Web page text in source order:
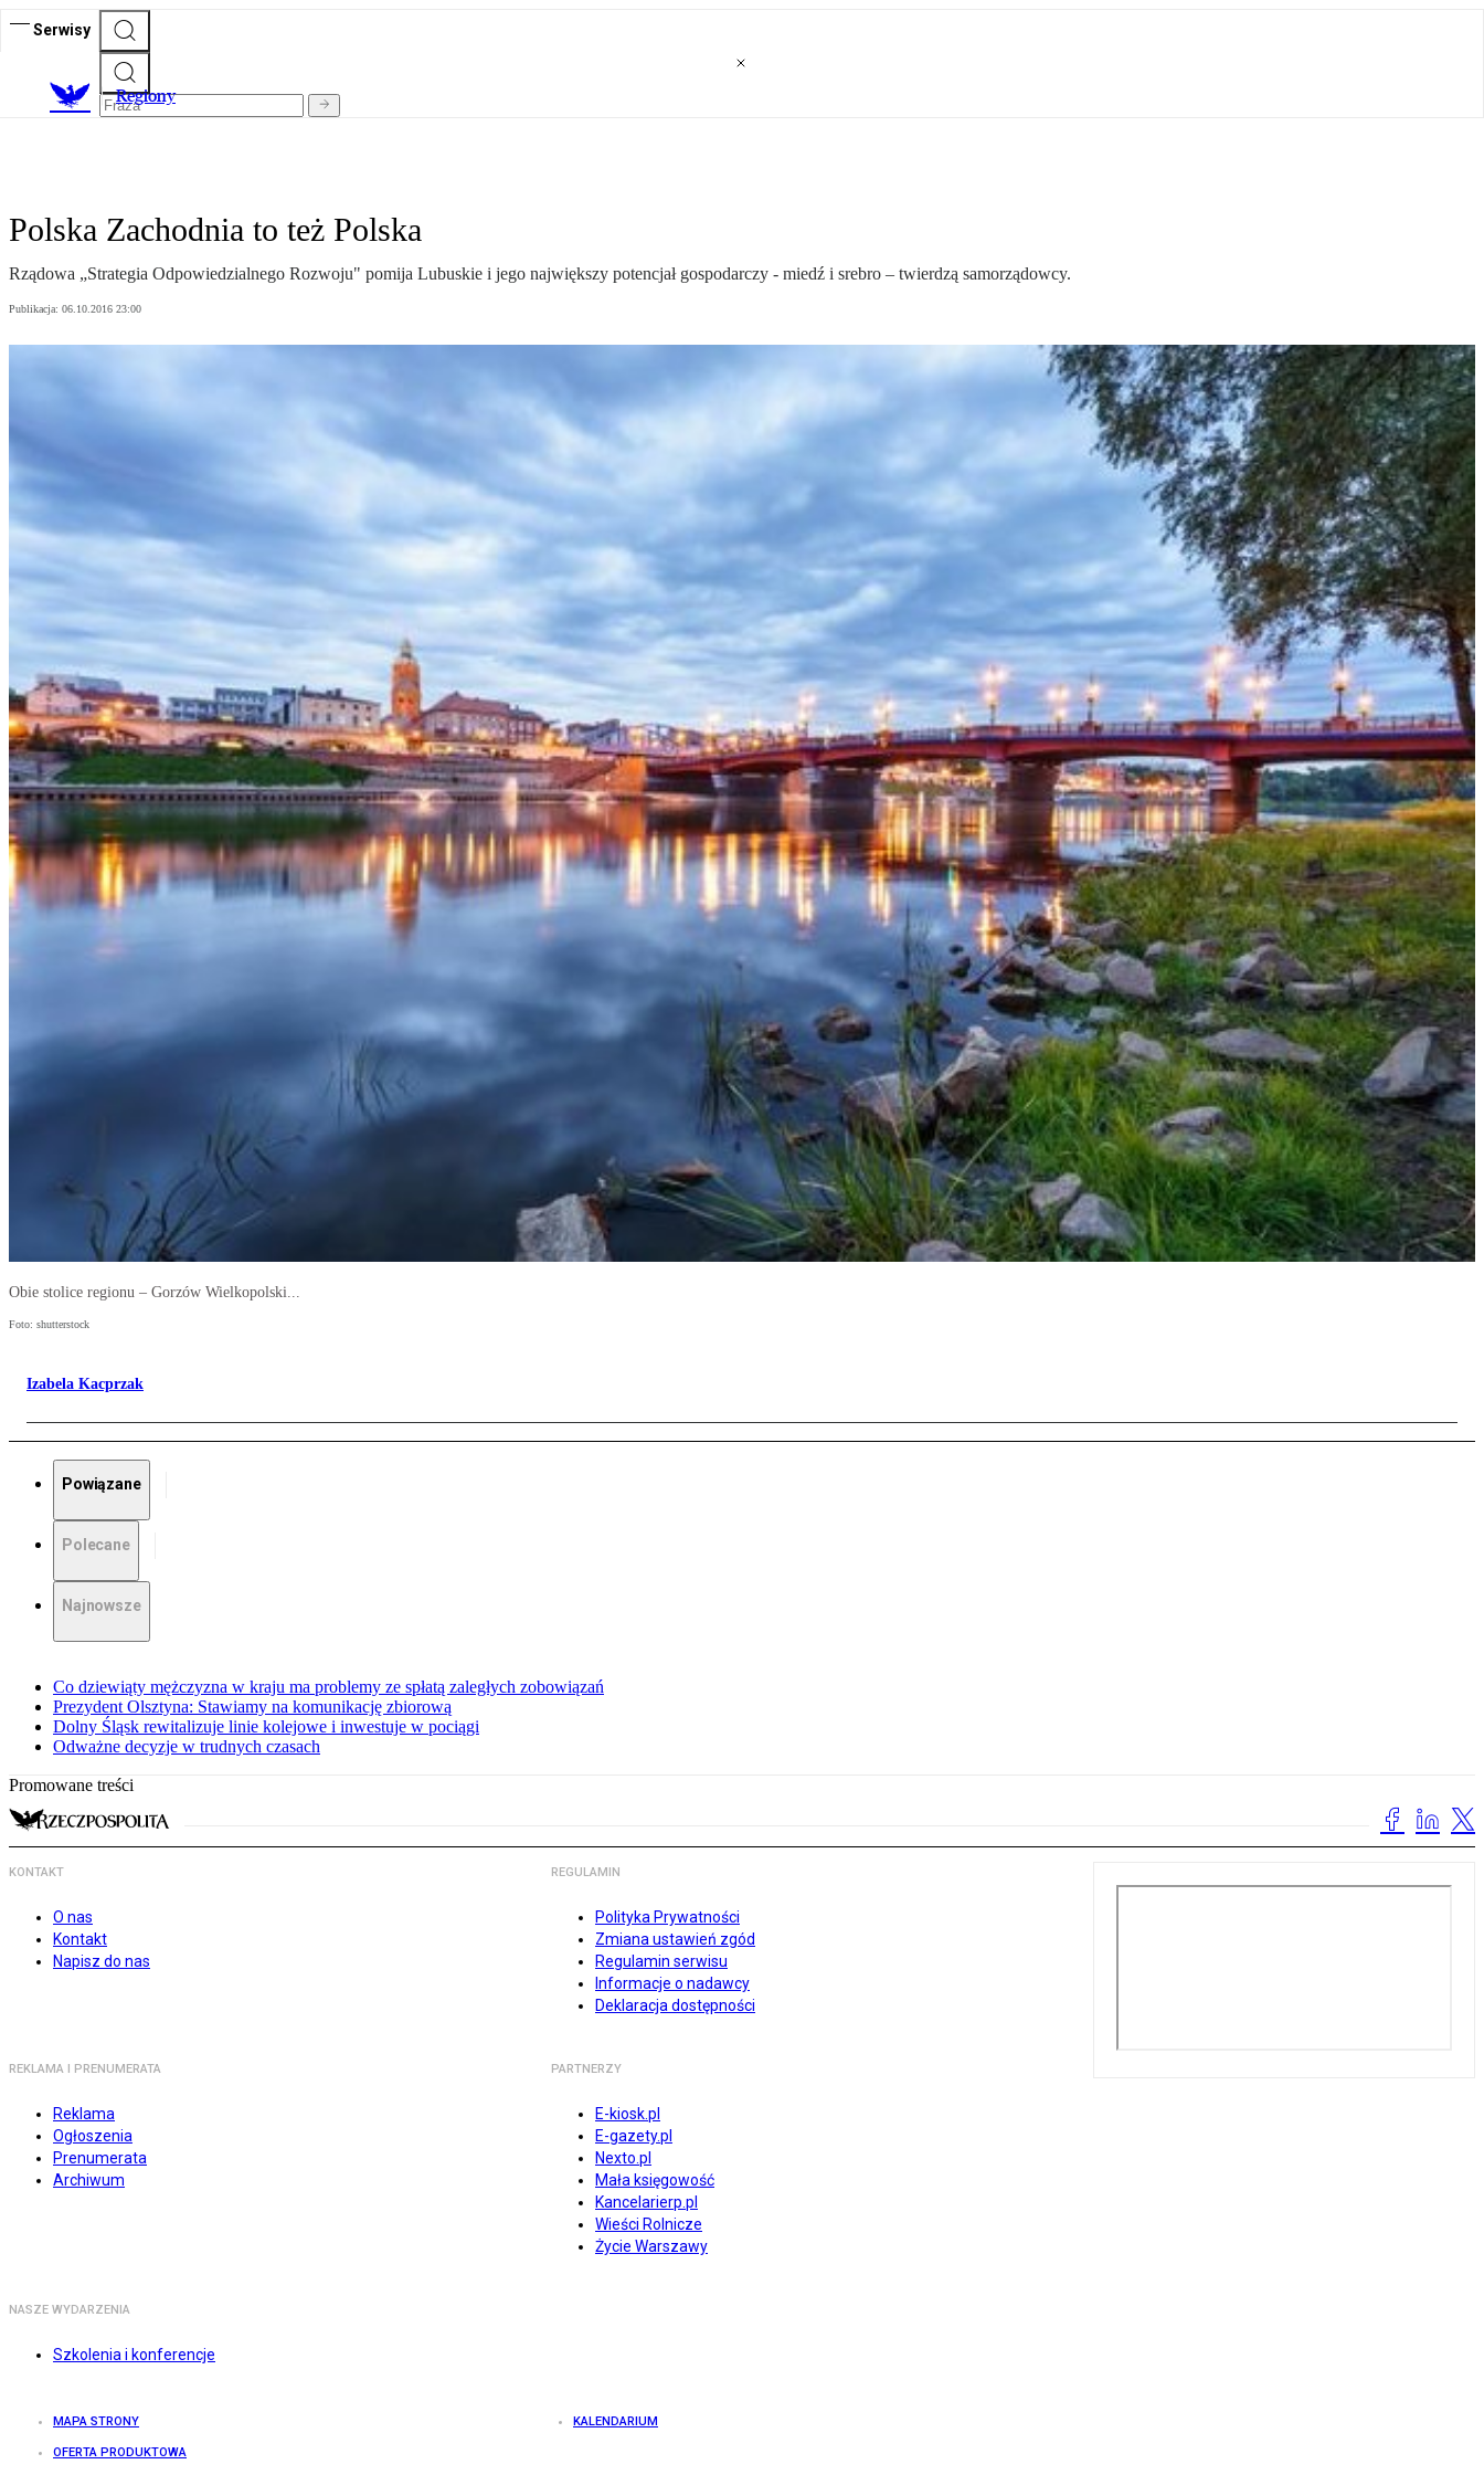
Serwisy
Regiony
Polska Zachodnia to też Polska
Rządowa „Strategia Odpowiedzialnego Rozwoju" pomija Lubuskie i jego największy potencjał gospodarczy - miedź i srebro – twierdzą samorządowcy.
Publikacja: 06.10.2016 23:00
Obie stolice regionu – Gorzów Wielkopolski...
Foto: shutterstock
Izabela Kacprzak
Powiązane
Polecane
Najnowsze
Co dziewiąty mężczyzna w kraju ma problemy ze spłatą zaległych zobowiązań
Prezydent Olsztyna: Stawiamy na komunikację zbiorową
Dolny Śląsk rewitalizuje linie kolejowe i inwestuje w pociągi
Odważne decyzje w trudnych czasach
Promowane treści
KONTAKT
O nas
Kontakt
Napisz do nas
REGULAMIN
Polityka Prywatności
Zmiana ustawień zgód
Regulamin serwisu
Informacje o nadawcy
Deklaracja dostępności
REKLAMA I PRENUMERATA
Reklama
Ogłoszenia
Prenumerata
Archiwum
PARTNERZY
E-kiosk.pl
E-gazety.pl
Nexto.pl
Mała księgowość
Kancelarierp.pl
Wieści Rolnicze
Życie Warszawy
NASZE WYDARZENIA
Szkolenia i konferencje
MAPA STRONY KALENDARIUM
OFERTA PRODUKTOWA